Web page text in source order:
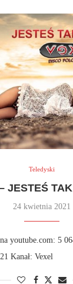
Teledyski
JESTEŚ
24 kwietnia 2021
youtube.com: 5
Kanał: Vexel